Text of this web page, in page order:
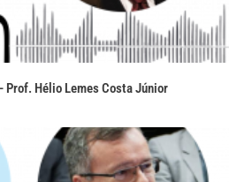
Prof. Hélio Lemes Costa Júnior